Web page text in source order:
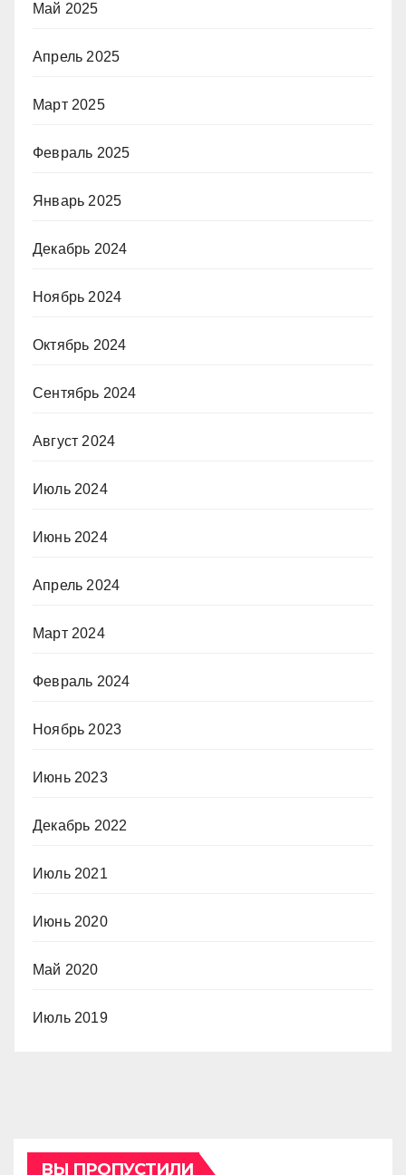
Май 2025
Апрель 2025
Март 2025
Февраль 2025
Январь 2025
Декабрь 2024
Ноябрь 2024
Октябрь 2024
Сентябрь 2024
Август 2024
Июль 2024
Июнь 2024
Апрель 2024
Март 2024
Февраль 2024
Ноябрь 2023
Июнь 2023
Декабрь 2022
Июль 2021
Июнь 2020
Май 2020
Июль 2019
ВЫ ПРОПУСТИЛИ